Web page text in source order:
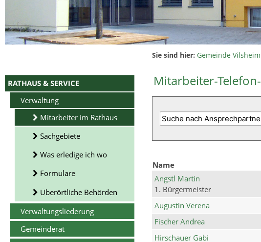
RATHAUS & SERVICE
Verwaltung
Mitarbeiter im Rathaus
Sachgebiete
Was erledige ich wo
Formulare
Überörtliche Behörden
Verwaltungsliederung
Gemeinderat
Sie sind hier: Gemeinde Vilsheim
Mitarbeiter-
Name
Angstl Martin
1. Bürgermeister
Augustin Verena
Fischer Andrea
Hirschauer Gabi